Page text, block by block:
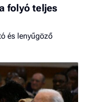
folyó teljes
és lenyűgöző